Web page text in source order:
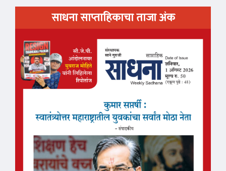
साधना साप्ताहिकाचा ताजा अंक